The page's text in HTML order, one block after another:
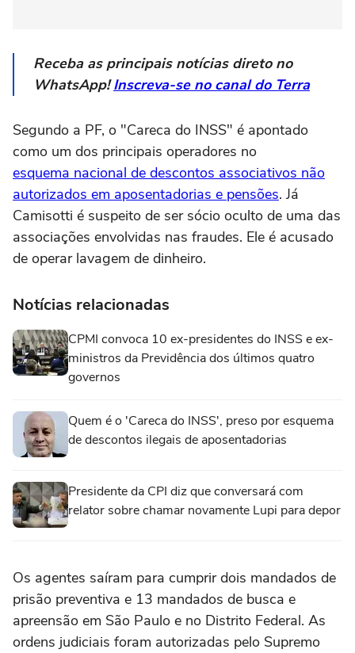
Receba as principais notícias direto no
WhatsApp!Inscreva-se no canal do Terra
Segundo a PF, o "Careca do INSS" é apontado
como um dos principais operadores no
esquema nacional de descontos associativos não
autorizados em aposentadorias e pensões. Já
Camisotti é suspeito de ser sócio oculto de uma das
associações envolvidas nas fraudes. Ele é acusado
de operar lavagem de dinheiro.
Notícias relacionadas
CPMI convoca 10 ex-presidentes do INSS e ex-
ministros da Previdência dos últimos quatro
governos
Quem é o 'Careca do INSS', preso por esquema
de descontos ilegais de aposentadorias
Presidente da CPI diz que conversará com
relator sobre chamar novamente Lupi para depor
Os agentes saíram para cumprir dois mandados de
prisão preventiva e 13 mandados de busca e
apreensão em São Paulo e no Distrito Federal. As
ordens judiciais foram autorizadas pelo Supremo